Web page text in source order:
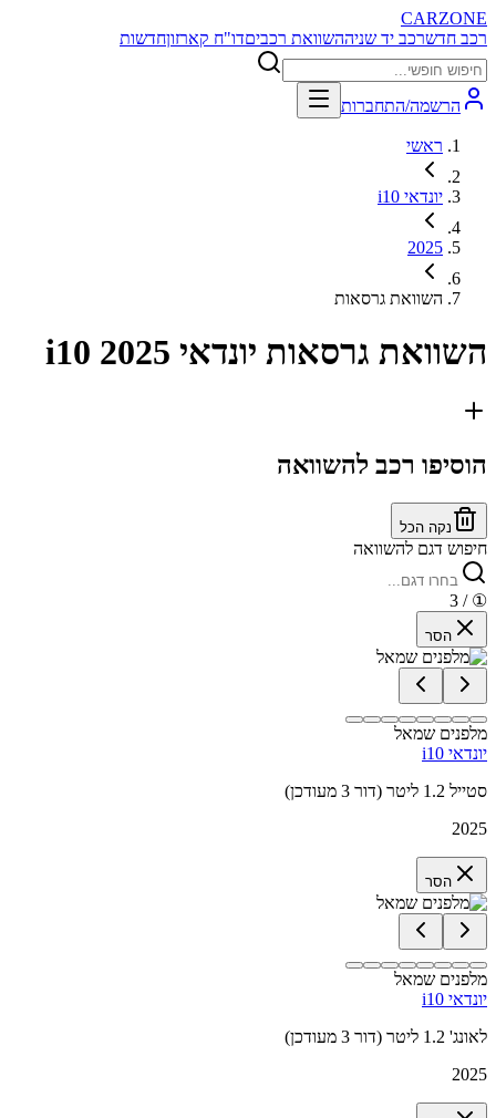
CARZONE
רכב חדשרכב יד שניההשוואת רכביםדו"ח קארזוןחדשות
הרשמה/התחברות
ראשי
יונדאי i10
2025
השוואת גרסאות
השוואת גרסאות יונדאי i10 2025
הוסיפו רכב להשוואה
נקה הכל
חיפוש דגם להשוואה
①
/ 3
הסר
מלפנים שמאל
יונדאי i10
סטייל 1.2 ליטר (דור 3 מעודכן)
2025
הסר
מלפנים שמאל
יונדאי i10
לאונג' 1.2 ליטר (דור 3 מעודכן)
2025